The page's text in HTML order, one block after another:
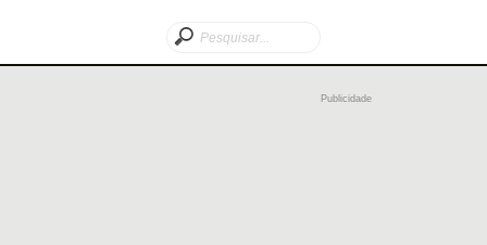
Publicidade